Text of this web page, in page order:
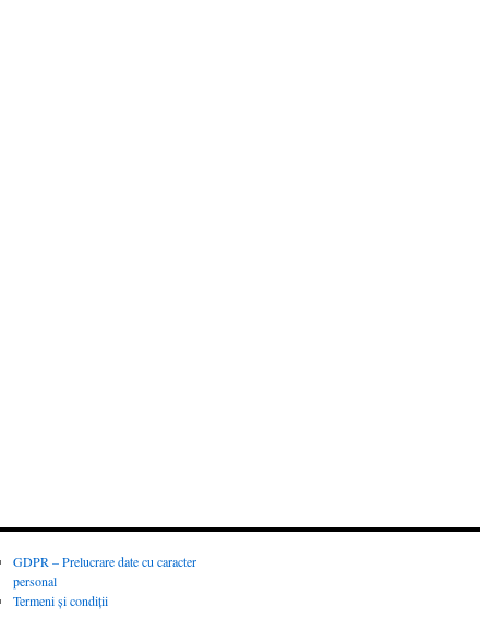
GDPR – Prelucrare date cu caracter
personal
Termeni și condiții